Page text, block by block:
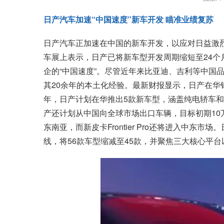
日产汽车加速“中国速度”新车开发 瞄准业绩复苏
日产汽车正加速在中国的新车开发，以应对日益
车展上表示，日产已将新车型开发周期缩短至24
企的“中国速度”。尽管近年来比亚迪、吉利等中
其20余年的本土化经验。最新财报显示，日产在
年，日产计划在华推出5款新车型，涵盖纯电轿车
产还计划从中国向全球市场出口车辆，目标初期
东南亚，而新皮卡Frontier Pro还将进入中东市场
线，将56款车型缩减至45款，并聚焦三大核心平